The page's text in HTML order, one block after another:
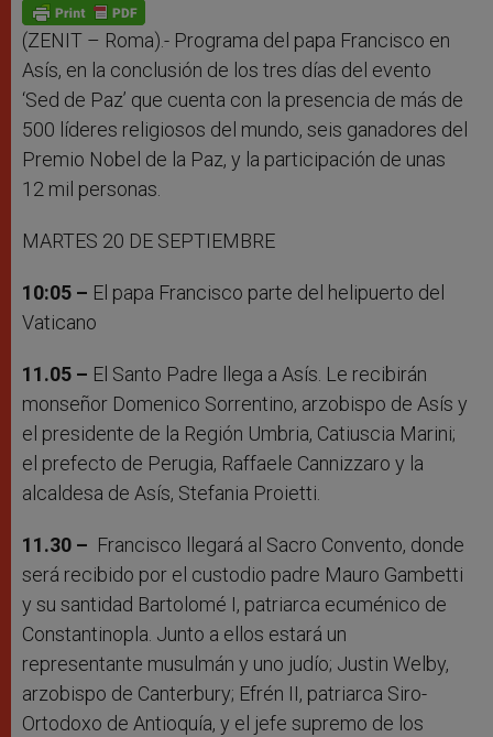
p
p
g
e
o
k
(ZENIT – Roma).- Programa del papa Francisco en
Asís, en la conclusión de los tres días del evento
‘Sed de Paz’ que cuenta con la presencia de más de
500 líderes religiosos del mundo, seis ganadores del
Premio Nobel de la Paz, y la participación de unas
12 mil personas.
MARTES 20 DE SEPTIEMBRE
10:05 – El papa Francisco parte del helipuerto del
Vaticano
11.05 – El Santo Padre llega a Asís. Le recibirán
monseñor Domenico Sorrentino, arzobispo de Asís y
el presidente de la Región Umbria, Catiuscia Marini;
el prefecto de Perugia, Raffaele Cannizzaro y la
alcaldesa de Asís, Stefania Proietti.
11.30 – Francisco llegará al Sacro Convento, donde
será recibido por el custodio padre Mauro Gambetti
y su santidad Bartolomé I, patriarca ecuménico de
Constantinopla. Junto a ellos estará un
representante musulmán y uno judío; Justin Welby,
arzobispo de Canterbury; Efrén II, patriarca Siro-
Ortodoxo de Antioquía, y el jefe supremo de los